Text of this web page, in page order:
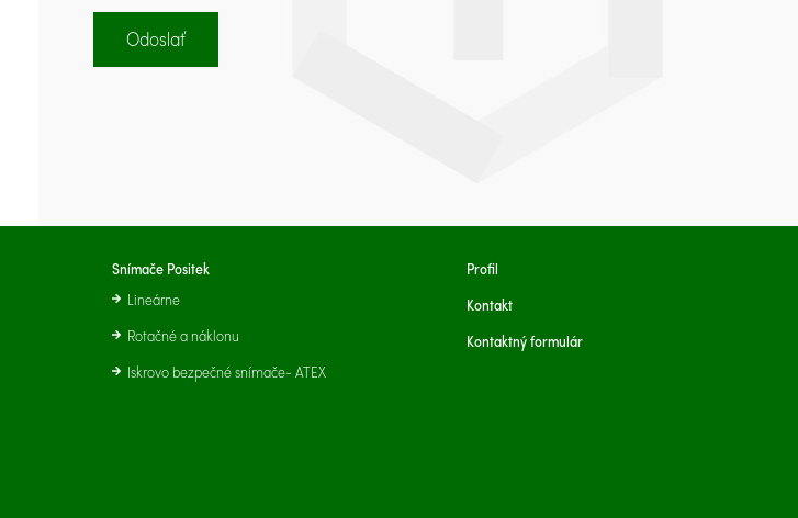
Snímače Positek
Lineárne
Rotačné a náklonu
Iskrovo bezpečné snímače- ATEX
Profil
Kontakt
Kontaktný formulár